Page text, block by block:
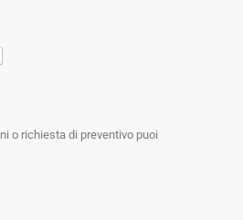
o richiesta di preventivo puoi